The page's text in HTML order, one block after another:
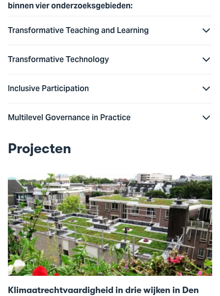
binnen vier onderzoeksgebieden:
Transformative Teaching and Learning
Transformative Technology
Inclusive Participation
Multilevel Governance in Practice
Projecten
Ga
naar
Klimaatrechtvaardigheid
in
drie
wijken
in
Den
Haag
Klimaatrechtvaardigheid in drie wijken in Den